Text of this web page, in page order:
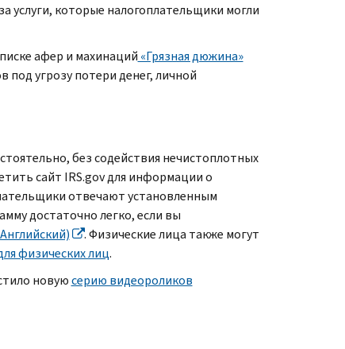
которые налогоплательщики могли
афер и махинаций «Грязная дюжина»
под угрозу потери денег, личной
без содействия нечистоплотных
сайт IRS.govдля информации о
отвечают установленным
достаточно легко, если вы
. Физические лица также могут
физических лиц.
новуюсерию видеороликов